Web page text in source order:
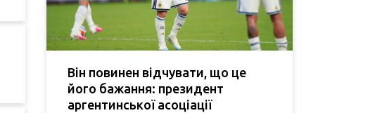
Він повинен відчувати, що це
його бажання: президент
аргентинської асоціації